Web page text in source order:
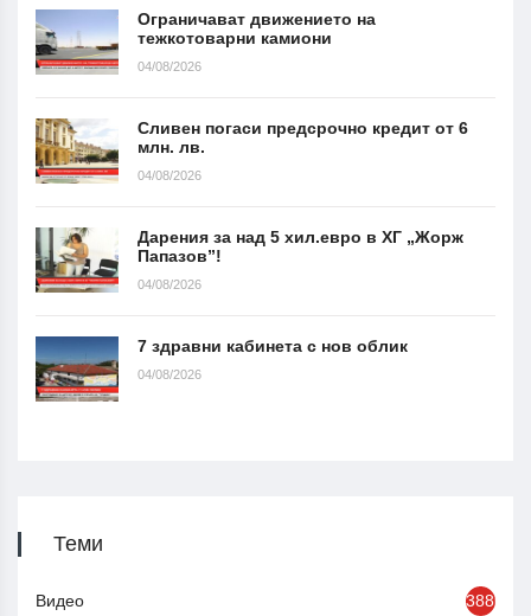
Ограничават движението на
тежкотоварни камиони
04/08/2026
Сливен погаси предсрочно кредит от 6
млн. лв.
04/08/2026
Дарения за над 5 хил.евро в ХГ „Жорж
Папазов”!
04/08/2026
7 здравни кабинета с нов облик
04/08/2026
Теми
Видео 3886